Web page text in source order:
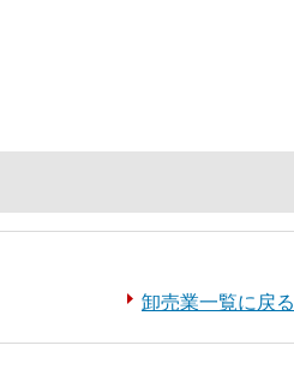
卸売業一覧に戻る